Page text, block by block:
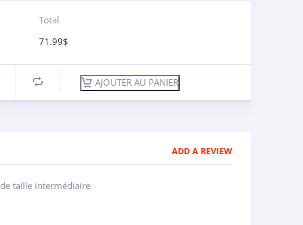
Total
71.99$
AJOUTER AU PANIER
ADD A REVIEW
taille intermédiaire